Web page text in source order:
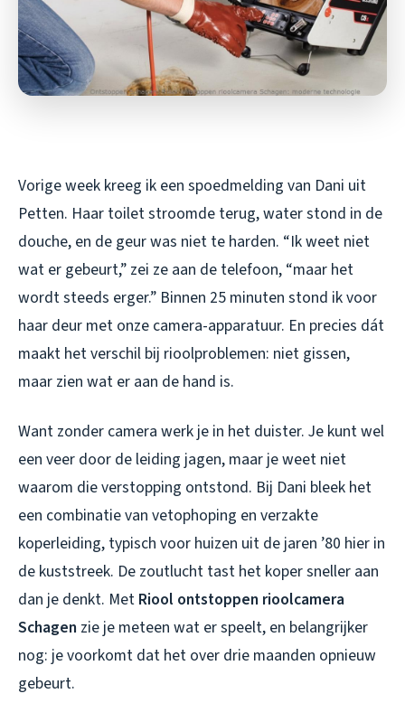
Vorige week kreeg ik een spoedmelding van Dani uit
Petten. Haar toilet stroomde terug, water stond in de
douche, en de geur was niet te harden. “Ik weet niet
wat er gebeurt,” zei ze aan de telefoon, “maar het
wordt steeds erger.” Binnen 25 minuten stond ik voor
haar deur met onze camera-apparatuur. En precies dát
maakt het verschil bij rioolproblemen: niet gissen,
maar zien wat er aan de hand is.
Want zonder camera werk je in het duister. Je kunt wel
een veer door de leiding jagen, maar je weet niet
waarom die verstopping ontstond. Bij Dani bleek het
een combinatie van vetophoping en verzakte
koperleiding, typisch voor huizen uit de jaren ’80 hier in
de kuststreek. De zoutlucht tast het koper sneller aan
dan je denkt. Met Riool ontstoppen rioolcamera
Schagen zie je meteen wat er speelt, en belangrijker
nog: je voorkomt dat het over drie maanden opnieuw
gebeurt.